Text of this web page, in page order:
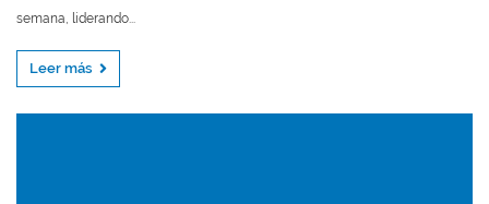
semana, liderando...
Leer más